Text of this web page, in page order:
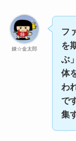
錬☆金太郎
フ
を
ぶ
体
わ
で
集